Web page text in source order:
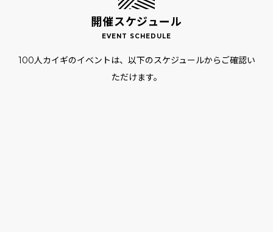
開催スケジュール
100人カイギのイベントは、以下のスケジュールからご確認い
ただけます。